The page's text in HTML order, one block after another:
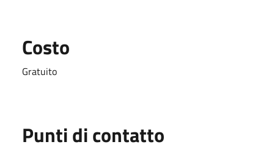
Costo
Gratuito
Punti di contatto